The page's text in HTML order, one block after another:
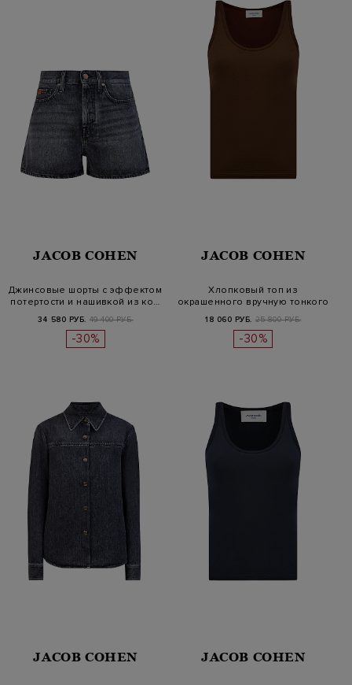
JACOB COHEN
Джинсовые шорты с эффектом
потертости и нашивкой из ко…
34 580 РУБ. 49 400 РУБ.
-30%
JACOB COHEN
Хлопковый топ из
окрашенного вручную тонкого
джерси
18 060 РУБ. 25 800 РУБ.
-30%
JACOB COHEN JACOB COHEN